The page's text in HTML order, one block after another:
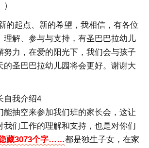
的起点、新的希望，我相信，有各位
理解、参与与支持，有圣巴巴拉幼儿
努力，在爱的阳光下，我们会与孩子
的圣巴巴拉幼儿园将会更好。谢谢大
自我介绍4
能抽空来参加我们班的家长会，这让
我们工作的理解和支持，也是对你们
藏3073个字……都是独生子女，在家